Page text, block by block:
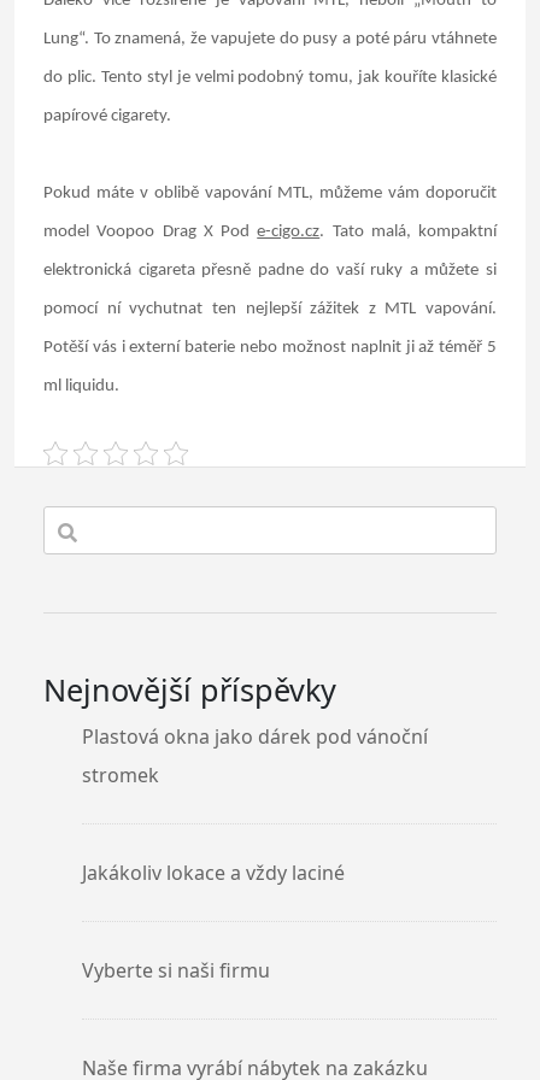
Lung“. To znamená, že vapujete do pusy a poté páru vtáhnete
do plic. Tento styl je velmi podobný tomu, jak kouříte klasické
papírové cigarety.
Pokud máte v oblibě vapování MTL, můžeme vám doporučit
model Voopoo Drag X Pode-cigo.cz. Tato malá, kompaktní
elektronická cigareta přesně padne do vaší ruky a můžete si
pomocí ní vychutnat ten nejlepší zážitek z MTL vapování.
Potěší vás i externí baterie nebo možnost naplnit ji až téměř 5
ml liquidu.
Nejnovější příspěvky
Plastová okna jako dárek pod vánoční
stromek
Jakákoliv lokace a vždy laciné
Vyberte si naši firmu
Naše firma vyrábí nábytek na zakázku